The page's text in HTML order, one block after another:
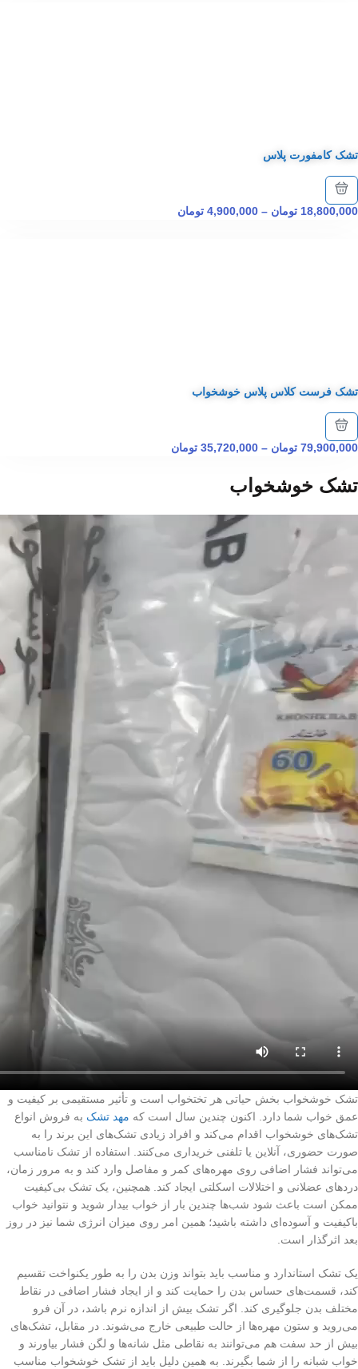
تشک کامفورت پلاس
18,800,000 تومان –
4,900,000 تومان
تشک فرست کلاس پلاس خوشخواب
79,900,000 تومان –
35,720,000 تومان
تشک خوشخواب
تشک خوشخواب بخش حیاتی هر تختخواب است و تأثیر مستقیمی بر کیفیت و
عمق خواب شما دارد. اکنون چندین سال است که مهد تشک به فروش انواع
تشک‌های خوشخواب اقدام می‌کند و افراد زیادی تشک‌های این برند را به
صورت حضوری، آنلاین یا تلفنی خریداری می‌کنند. استفاده از تشک نامناسب
می‌تواند فشار اضافی روی مهره‌های کمر و مفاصل وارد کند و به مرور زمان،
دردهای عضلانی و اختلالات اسکلتی ایجاد کند. همچنین، یک تشک بی‌کیفیت
ممکن است باعث شود شب‌ها چندین بار از خواب بیدار شوید و نتوانید خواب
باکیفیت و آسوده‌ای داشته باشید؛ همین امر روی میزان انرژی شما نیز در روز
بعد اثرگذار است.
یک تشک استاندارد و مناسب باید بتواند وزن بدن را به طور یکنواخت تقسیم
کند، قسمت‌های حساس بدن را حمایت کند و از ایجاد فشار اضافی در نقاط
مختلف بدن جلوگیری کند. اگر تشک بیش از اندازه نرم باشد، در آن فرو
می‌روید و ستون مهره‌ها از حالت طبیعی خارج می‌شوند. در مقابل، تشک‌های
بیش از حد سفت هم می‌توانند به نقاطی مثل شانه‌ها و لگن فشار بیاورند و
خواب شبانه را از شما بگیرند. به همین دلیل باید از تشک خوشخواب مناسب